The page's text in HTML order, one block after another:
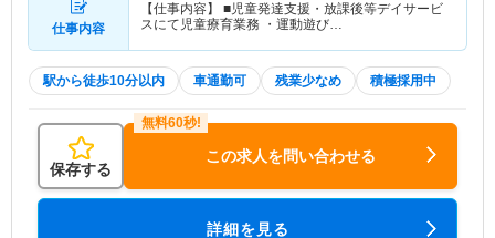
仕事内容
【仕事内容】 ■児童発達支援・放課後等デイサービ
スにて児童療育業務 ・運動遊び…
駅から徒歩10分以内 車通勤可 残業少なめ 積極採用中
保存する
この求人を問い合わせる
詳細を見る